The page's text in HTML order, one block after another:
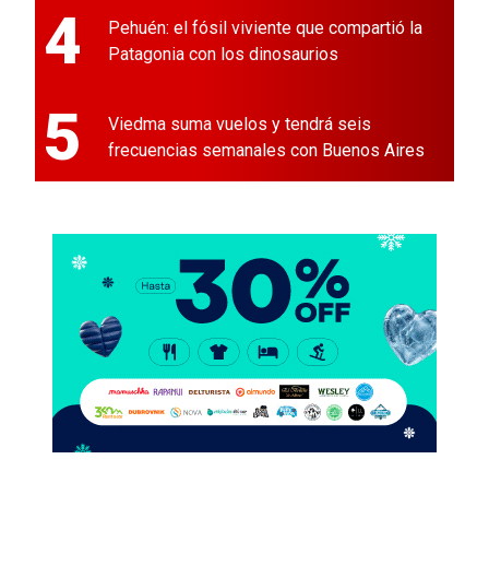
4
Pehuén: el fósil viviente que compartió la
Patagonia con los dinosaurios
5
Viedma suma vuelos y tendrá seis
frecuencias semanales con Buenos Aires